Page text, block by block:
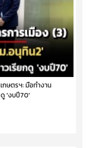
กษตรฯ: มือทำงาน
ดู 'งบปี70'